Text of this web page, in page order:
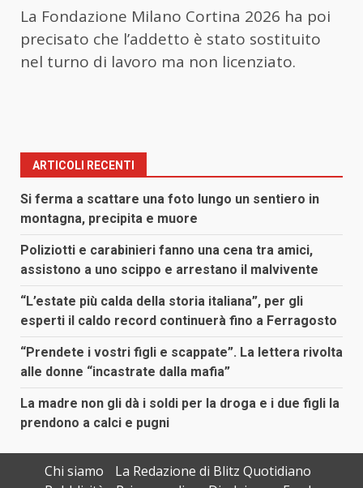
La Fondazione Milano Cortina 2026 ha poi
precisato che l’addetto è stato sostituito
nel turno di lavoro ma non licenziato.
ARTICOLI RECENTI
Si ferma a scattare una foto lungo un sentiero in
montagna, precipita e muore
Poliziotti e carabinieri fanno una cena tra amici,
assistono a uno scippo e arrestano il malvivente
“L’estate più calda della storia italiana”, per gli
esperti il caldo record continuerà fino a Ferragosto
“Prendete i vostri figli e scappate”. La lettera rivolta
alle donne “incastrate dalla mafia”
La madre non gli dà i soldi per la droga e i due figli la
prendono a calci e pugni
Chi siamo
La Redazione di Blitz Quotidiano